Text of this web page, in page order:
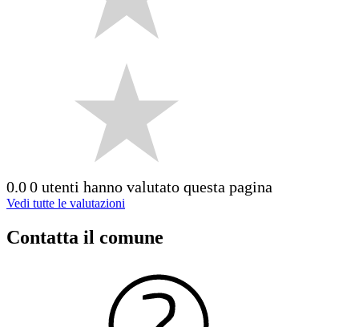
0.00 utenti hanno valutato questa pagina
Vedi tutte le valutazioni
Contatta il comune